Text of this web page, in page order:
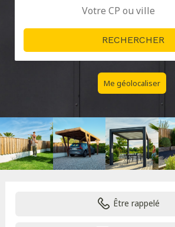
Me géolocaliser
Être rappelé